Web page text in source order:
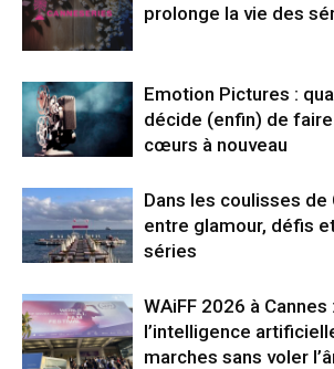
prolonge la vie des
Emotion Pictures :
décide (enfin) de
cœurs à nouveau
Dans les coulisses de
entre glamour, défis
séries
WAiFF 2026 à Cannes
l’intelligence
marches sans voler